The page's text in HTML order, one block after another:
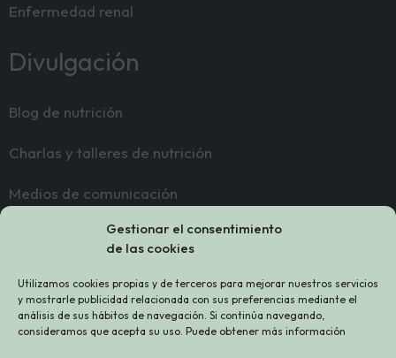
Gestionar el consentimiento
de las cookies
Utilizamos cookies propias y de terceros para mejorar nuestros servicios
y mostrarle publicidad relacionada con sus preferencias mediante el
análisis de sus hábitos de navegación. Si continúa navegando,
consideramos que acepta su uso. Puede obtener más información
Enfermedad renal
Divulgación
Blog de nutrición
Charlas y talleres de nutrición
Medios de comunicación
Contacto
Sobre mí
Contacto